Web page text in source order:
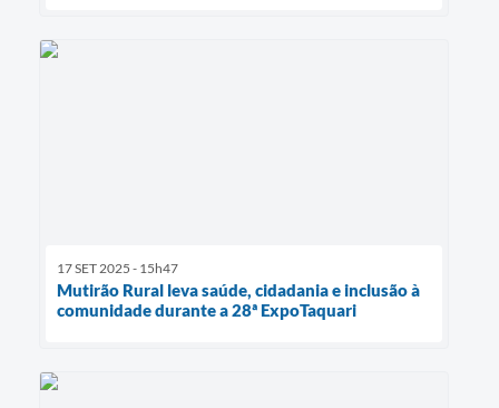
17 SET 2025 - 15h47
Mutirão Rural leva saúde, cidadania e inclusão à
comunidade durante a 28ª ExpoTaquari